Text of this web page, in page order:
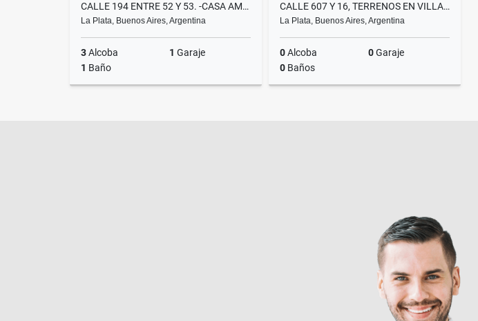
CALLE 194 ENTRE 52 Y 53. -CASA AMPLIA CON JARDÍN EN VENTA
La Plata, Buenos Aires, Argentina
3Alcoba 1 Garaje
1 Baño
CALLE 607 Y 16, TERRENOS EN VILLAGE MONTORO A PASOS DEL CENTRO.
La Plata, Buenos Aires, Argentina
0Alcoba 0Garaje
0 Baños